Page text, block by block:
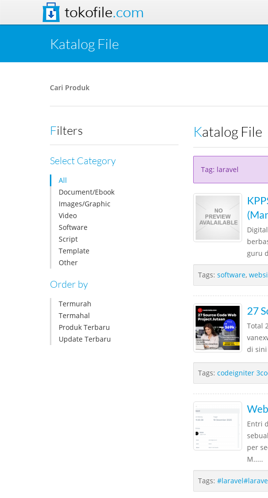
tokofile.com
Katalog File
Cari Produk
Filters
Select Category
All
Document/Ebook
Images/Graphic
Video
Software
Script
Template
Other
Order by
Termurah
Termahal
Produk Terbaru
Update Terbaru
Katalog File
Tag: laravel
guru
Tags: software,
27
Total
di sini
Tags: codeigniter
Entri
per
M.....
Tags: